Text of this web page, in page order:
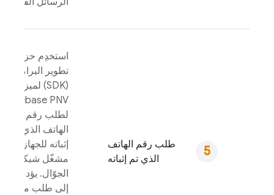
طلب رقم الهاتف
الذي تم إثباته
استخدِم حزمة
تطوير البرامج
(SDK) لميزة
Firebase PNV
لطلب رقم
الهاتف الذي تم
إثباته للجهاز من
مشغّل شبكة
الجوّال. يؤدي ذلك
إلى طلب موافقة